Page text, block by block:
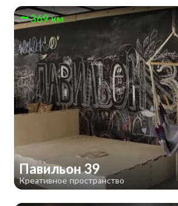
369 км
Павильон 39
Креативное пространство